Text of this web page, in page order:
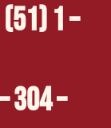
1 –
304 –